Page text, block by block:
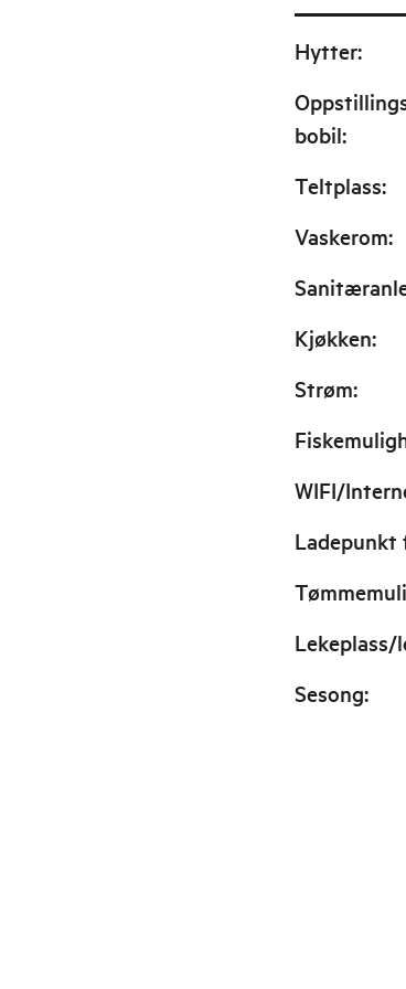
Hytter:
bobil:
Teltplass:
Vaskerom:
Kjøkken:
Strøm:
WIFI/
Ladepunkt
Lekeplass/
Sesong: